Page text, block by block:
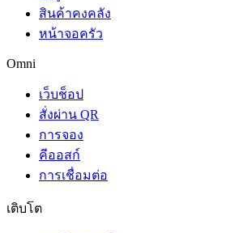
สินค้าคงคลัง
หน้าจอครัว
Omni
เว็บช็อป
สั่งผ่าน QR
การจอง
คีออสก์
การเชื่อมต่อ
เติบโต